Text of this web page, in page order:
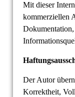
Mit dieser
kommerziellen
Der Autor
Korrektheit,